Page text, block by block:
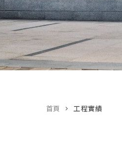
首頁 工程實績